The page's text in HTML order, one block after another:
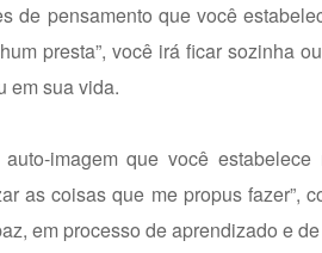
de pensamento que você
presta”, você irá ficar sozinha
em sua vida.
imagem que você
as coisas que me propus fazer”,
em processo de aprendizado e